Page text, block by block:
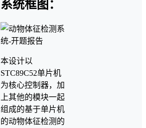
系统框图：
本设计以
STC89C52单片机
为核心控制器，加
上其他的模块一起
组成的基于单片机
的动物体征检测的